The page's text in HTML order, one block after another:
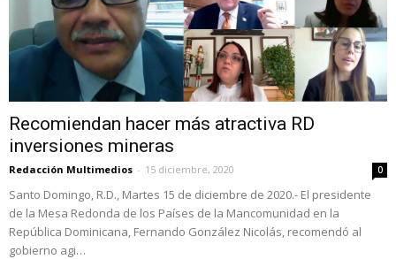
Recomiendan hacer más atractiva RD
inversiones mineras
Redacción Multimedios - 15 diciembre, 2020 0
Santo Domingo, R.D., Martes 15 de diciembre de 2020.- El presidente
de la Mesa Redonda de los Países de la Mancomunidad en la
República Dominicana, Fernando González Nicolás, recomendó al
gobierno agi…